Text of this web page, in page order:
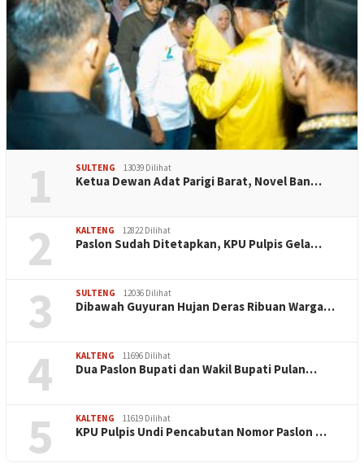
1 SULTENG 13039 Dilihat
Ketua Dewan Adat Parigi Barat, Novel Ban…
2 KALTENG 12822 Dilihat
Paslon Sudah Ditetapkan, KPU Pulpis Gela…
3 SULTENG 12036 Dilihat
Dibawah Guyuran Hujan Deras Ribuan Warga…
4 KALTENG 11696 Dilihat
Dua Paslon Bupati dan Wakil Bupati Pulan…
5 KALTENG 11619 Dilihat
KPU Pulpis Undi Pencabutan Nomor Paslon …